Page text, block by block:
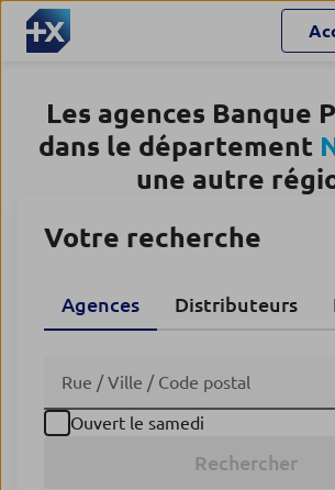
Les agences Banque
dans le département
une autre
Votre recherche
Agences Distributeurs
Ouvert le samedi
Rechercher